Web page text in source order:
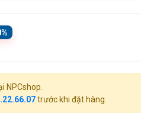
NPCshop.
trước khi đặt hàng.